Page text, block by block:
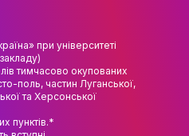
СТУДЕНТІВ
при університеті
тимчасово окупованих
поль, частин Луганської,
та Херсонської
пунктів.*